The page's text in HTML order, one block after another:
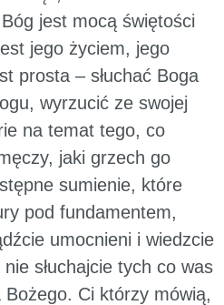
jest mocą świętości
jego życiem, jego
prosta – słuchać Boga
wyrzucić ze swojej
na temat tego, co
jaki grzech go
sumienie, które
pod fundamentem,
umocnieni i wiedzcie
słuchajcie tych co was
Bożego. Ci którzy mówią,